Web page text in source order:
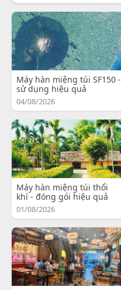
Máy hàn miệng túi SF150 -
sử dụng hiệu quả
04/08/2026
Máy hàn miệng túi thổi
khí - đóng gói hiệu quả
01/08/2026